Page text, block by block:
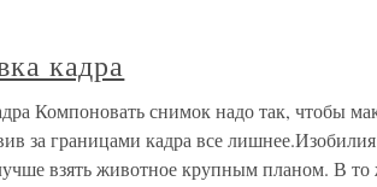
кадра
Компоновать снимок надо так, чтобы
за границами кадра все
взять животное крупным планом. В то